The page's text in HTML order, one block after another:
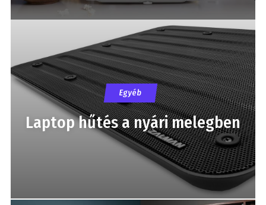
Egyéb
Laptop hűtés a nyári melegben